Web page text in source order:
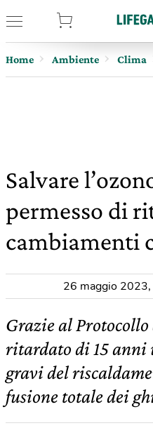
Home Ambiente Clima
Salvare
permesso di
cambiamenti
26 maggio 2023,
Grazie al
ritardato di 15 anni
gravi del
fusione totale dei